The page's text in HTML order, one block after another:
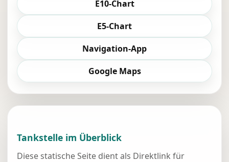
E10-Chart
E5-Chart
Navigation-App
Google Maps
Tankstelle im Überblick
Diese statische Seite dient als Direktlink für